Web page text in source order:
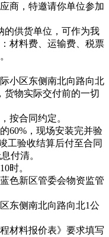
商，特邀请你单位参加
的供货单位，可作为我
材料费、运输费、税票
小区东侧南北向路向北
货物实际交付前的一切
按合同约定。
60%，现场安装完并验
工验收结算后付至合同
付清。
时。
色新区管委会物资监管
东侧南北向路向北1公
材料报价表》要求填写